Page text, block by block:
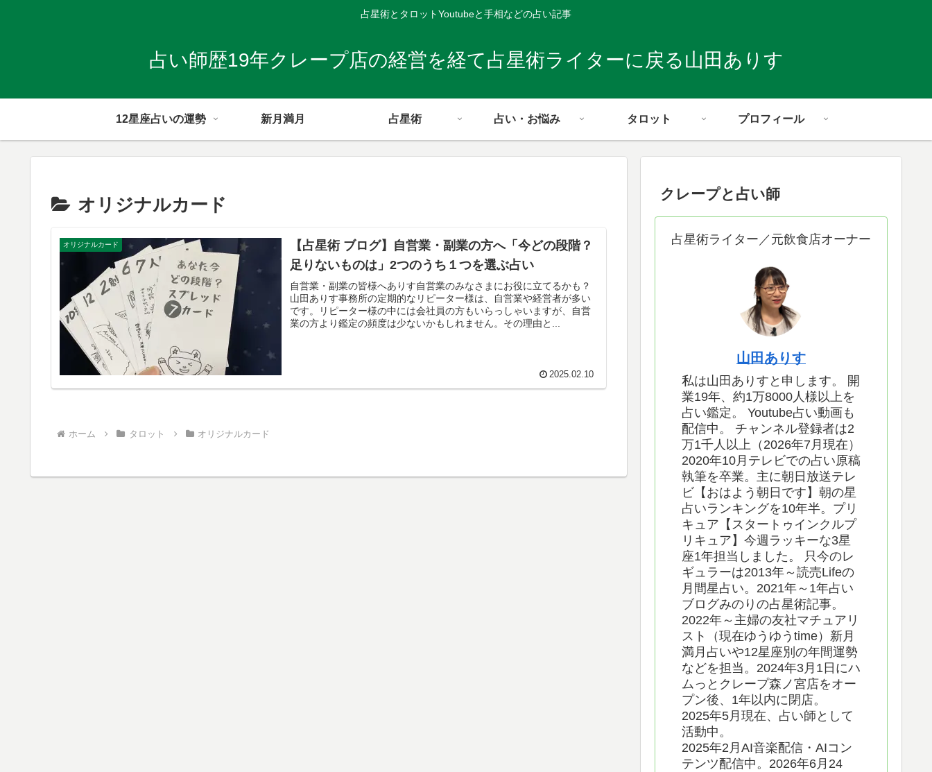
占星術とタロットYoutubeと手相などの占い記事
占い師歴19年クレープ店の経営を経て占星術ライターに戻る山田ありす
12星座占いの運勢 新月満月 占星術 占い・お悩み タロット プロフィール
オリジナルカード
オリジナルカード
【占星術 ブログ】自営業・副業の方へ「今どの段階？
足りないものは」2つのうち１つを選ぶ占い
自営業・副業の皆様へありす自営業のみなさまにお役に立てるかも？
山田ありす事務所の定期的なリピーター様は、自営業や経営者が多い
です。リピーター様の中には会社員の方もいらっしゃいますが、自営
業の方より鑑定の頻度は少ないかもしれません。その理由と...
2025.02.10
ホーム タロット オリジナルカード
クレープと占い師
占星術ライター／元飲食店オーナー
山田ありす
私は山田ありすと申します。 開
業19年、約1万8000人様以上を
占い鑑定。 Youtube占い動画も
配信中。 チャンネル登録者は2
万1千人以上（2026年7月現在）
2020年10月テレビでの占い原稿
執筆を卒業。主に朝日放送テレ
ビ【おはよう朝日です】朝の星
占いランキングを10年半。プリ
キュア【スタートゥインクルプ
リキュア】今週ラッキーな3星
座1年担当しました。 只今のレ
ギュラーは2013年～読売Lifeの
月間星占い。2021年～1年占い
ブログみのりの占星術記事。
2022年～主婦の友社マチュアリ
スト（現在ゆうゆうtime）新月
満月占いや12星座別の年間運勢
などを担当。2024年3月1日にハ
ムっとクレープ森ノ宮店をオー
プン後、1年以内に閉店。
2025年5月現在、占い師として
活動中。
2025年2月AI音楽配信・AIコン
テンツ配信中。2026年6月24